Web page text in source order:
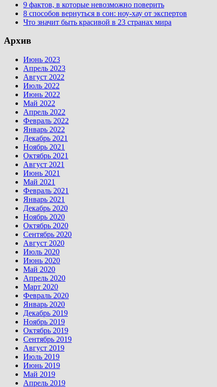
9 фактов, в которые невозможно поверить
8 способов вернуться в сон: ноу-хау от экспертов
Что значит быть красивой в 23 странах мира
Архив
Июнь 2023
Апрель 2023
Август 2022
Июль 2022
Июнь 2022
Май 2022
Апрель 2022
Февраль 2022
Январь 2022
Декабрь 2021
Ноябрь 2021
Октябрь 2021
Август 2021
Июнь 2021
Май 2021
Февраль 2021
Январь 2021
Декабрь 2020
Ноябрь 2020
Октябрь 2020
Сентябрь 2020
Август 2020
Июль 2020
Июнь 2020
Май 2020
Апрель 2020
Март 2020
Февраль 2020
Январь 2020
Декабрь 2019
Ноябрь 2019
Октябрь 2019
Сентябрь 2019
Август 2019
Июль 2019
Июнь 2019
Май 2019
Апрель 2019